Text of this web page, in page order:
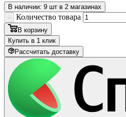
В наличии: 9 шт в 2 магазинах
-
Количество товара
В корзину
Купить в 1 клик
Рассчитать доставку